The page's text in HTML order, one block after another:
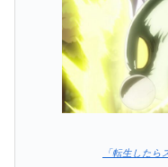
「転生したら